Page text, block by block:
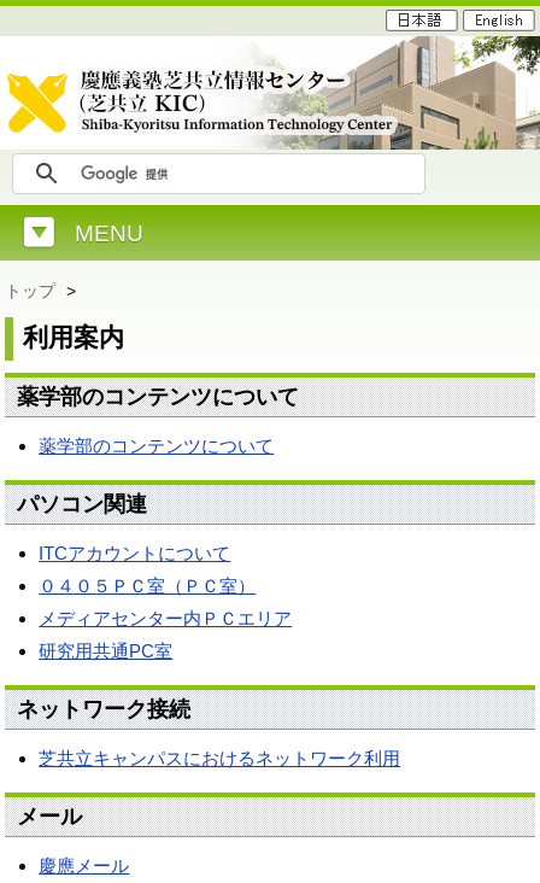
MENU
トップ >
利用案内
薬学部のコンテンツについて
薬学部のコンテンツについて
パソコン関連
ITCアカウントについて
０４０５ＰＣ室（ＰＣ室）
メディアセンター内ＰＣエリア
研究用共通PC室
ネットワーク接続
芝共立キャンパスにおけるネットワーク利用
メール
慶應メール